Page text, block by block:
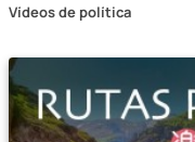
Vídeos de política